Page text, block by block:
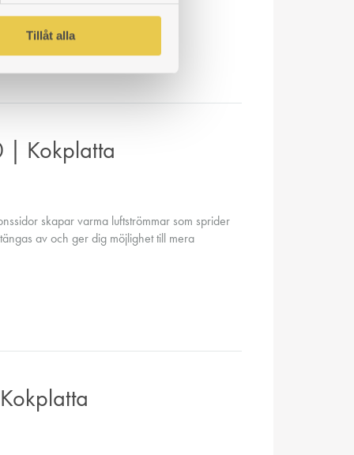
Tillåt alla
| Kokplatta
skapar varma luftströmmar som sprider
av och ger dig möjlighet till mera